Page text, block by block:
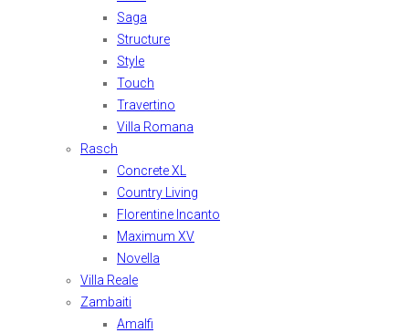
Saga
Structure
Style
Touch
Travertino
Villa Romana
Rasch
Concrete XL
Country Living
Florentine Incanto
Maximum XV
Novella
Villa Reale
Zambaiti
Amalfi